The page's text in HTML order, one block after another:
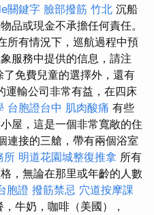
關鍵字 臉部撥筋 竹北 沉船
品或現金不承擔任何責任。
所有情況下，巡航過程中預
服務中提供的信息，請注
免費兒童的選擇外，還有
運輸公司非常有益，在四床
台胞證台中 肌肉酸痛 有些
屋，這是一個非常寬敞的住
連接的三艙，帶有兩個浴室
所 明道花園城整復推拿 所有
，無論在那里或年齡的人數
胞證 撥筋禁忌 穴道按摩課
牛奶，咖啡（美國），